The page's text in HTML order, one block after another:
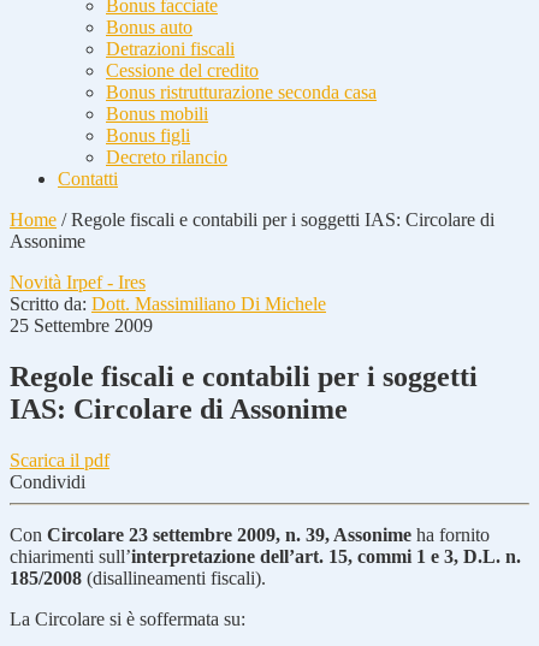
Bonus facciate
Bonus auto
Detrazioni fiscali
Cessione del credito
Bonus ristrutturazione seconda casa
Bonus mobili
Bonus figli
Decreto rilancio
Contatti
Home /Regole fiscali e contabili per i soggetti IAS: Circolare di
Assonime
Novità Irpef - Ires
Scritto da: Dott. Massimiliano Di Michele
25 Settembre 2009
Regole fiscali e contabili per i soggetti
IAS: Circolare di Assonime
Scarica il pdf
Condividi
Con Circolare 23 settembre 2009, n. 39, Assonime ha fornito
chiarimenti sull’interpretazione dell’art. 15, commi 1 e 3, D.L. n.
185/2008 (disallineamenti fiscali).
La Circolare si è soffermata su: